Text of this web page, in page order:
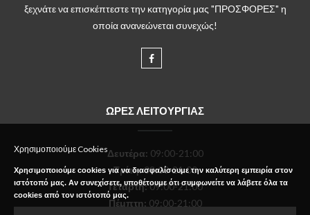
ξεχνάτε να επισκέπτεστε την κατηγορία μας "ΠΡΟΣΦΟΡΕΣ" η
οποία ανανεώνεται συνεχώς!
ΩΡΕΣ ΛΕΙΤΟΥΡΓΙΑΣ
Δευτέρα: 09:00-21:00
Τρίτη:09:00-21:00
Τετάρτη:09:00-21:00
Πέμπτη: 09:00-21:00
Χρησιμοποιούμε Cookies
Χρησιμοποιούμε cookies για να διασφαλίσουμε την καλύτερη εμπειρία στον
ιστότοπό μας. Αν συνεχίσετε, υποθέτουμε ότι συμφωνείτε να λάβετε όλα τα
cookies από τον ιστότοπό μας.